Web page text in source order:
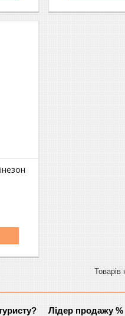
Лідер продажу %